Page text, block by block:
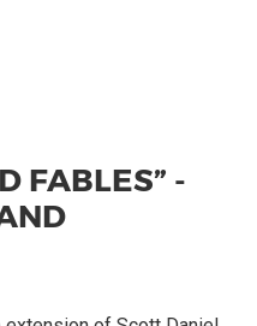
FABLES” -